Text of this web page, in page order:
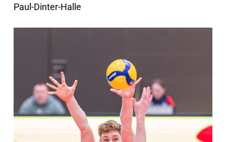
Paul-Dinter-Halle